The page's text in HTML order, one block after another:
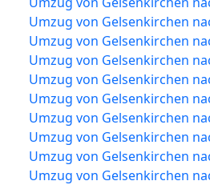
Umzug von Gelsenkirchen
Umzug von Gelsenkirchen
Umzug von Gelsenkirchen
Umzug von Gelsenkirchen
Umzug von Gelsenkirchen
Umzug von Gelsenkirchen
Umzug von Gelsenkirchen
Umzug von Gelsenkirchen
Umzug von Gelsenkirchen